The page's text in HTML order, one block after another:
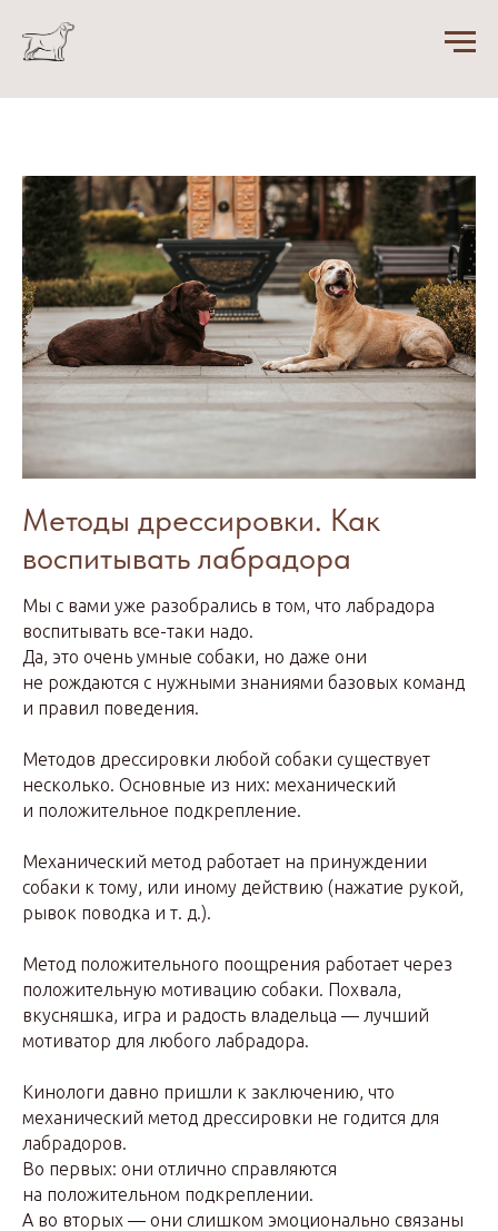
Методы дрессировки. Как
воспитывать лабрадора
Мы с вами уже разобрались в том, что лабрадора
воспитывать все-таки надо.
Да, это очень умные собаки, но даже они
не рождаются с нужными знаниями базовых команд
и правил поведения.
Методов дрессировки любой собаки существует
несколько. Основные из них: механический
и положительное подкрепление.
Механический метод работает на принуждении
собаки к тому, или иному действию (нажатие рукой,
рывок поводка и т. д.).
Метод положительного поощрения работает через
положительную мотивацию собаки. Похвала,
вкусняшка, игра и радость владельца — лучший
мотиватор для любого лабрадора.
Кинологи давно пришли к заключению, что
механический метод дрессировки не годится для
лабрадоров.
Во первых: они отлично справляются
на положительном подкреплении.
А во вторых — они слишком эмоционально связаны